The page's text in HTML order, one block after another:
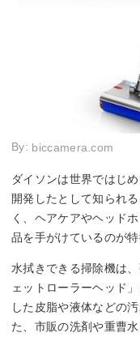
By: biccamera.com
ダイソンは世界ではじ
開発したとして知られ
く、ヘアケアやヘッド
品を手がけているのが特
水拭きできる掃除機は
ェットローラーヘッド
した皮脂や液体などの
た、市販の洗剤や重曹水